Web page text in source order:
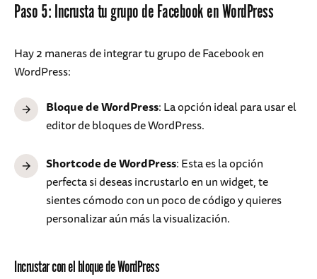
Paso 5: Incrusta tu grupo de Facebook en WordPress
Hay 2 maneras de integrar tu grupo de Facebook en
WordPress:
Bloque de WordPress: La opción ideal para usar el
editor de bloques de WordPress.
Shortcode de WordPress: Esta es la opción
perfecta si deseas incrustarlo en un widget, te
sientes cómodo con un poco de código y quieres
personalizar aún más la visualización.
Incrustar con el bloque de WordPress